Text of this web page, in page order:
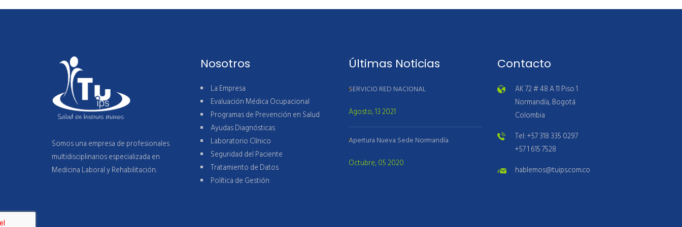
Somos una empresa de profesionales
multidisciplinarios especializada en
Medicina Laboral y Rehabilitación.
Nosotros
La Empresa
Evaluación Médica Ocupacional
Programas de Prevención en Salud
Ayudas Diagnósticas
Laboratorio Clínico
Seguridad del Paciente
Tratamiento de Datos
Política de Gestión
Últimas Noticias
SERVICIO RED NACIONAL
Agosto, 13 2021
Apertura Nueva Sede Normandía
Octubre, 05 2020
Contacto
AK 72 # 48 A 11 Piso 1
Normandía, Bogotá
Colombia
Tel: +57 318 335 0297
+57 1 615 7528
hablemos@tuips.com.co